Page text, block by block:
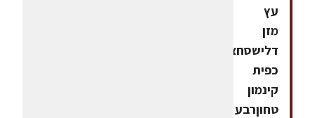
עץ
מזן
דלישסחצי
כפית
קינמון
טחוןרבע